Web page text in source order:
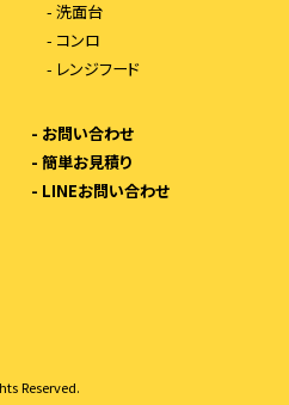
-洗面台
- コンロ
- レンジフード
- お問い合わせ
-簡単お見積り
- LINEお問い合わせ
Reserved.